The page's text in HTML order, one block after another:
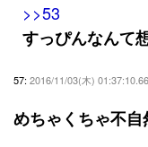
>>53
すっぴんなんて
57: 2016/11/03(木)
めちゃくちゃ不